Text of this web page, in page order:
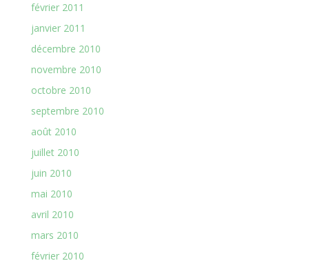
février 2011
janvier 2011
décembre 2010
novembre 2010
octobre 2010
septembre 2010
août 2010
juillet 2010
juin 2010
mai 2010
avril 2010
mars 2010
février 2010